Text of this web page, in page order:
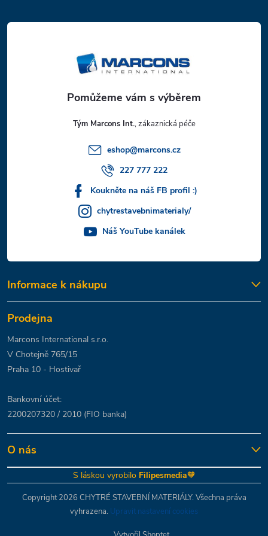
á
Tým Marcons Int.
eshop@marcons.cz
227 777 222
Koukněte na náš FB profil :)
chytrestavebnimaterialy/
Náš YouTube kanálek
Informace k nákupu
Prodejna
Marcons International s.r.o.
V Chotejně 765/15
Praha 10 - Hostivař
Bankovní účet:
2200207320 / 2010 (FIO banka)
O nás
S láskou vyrobilo Filipesmedia🧡
Copyright 2026 CHYTRÉ STAVEBNÍ MATERIÁLY. Všechna práva
vyhrazena. Upravit nastavení cookies